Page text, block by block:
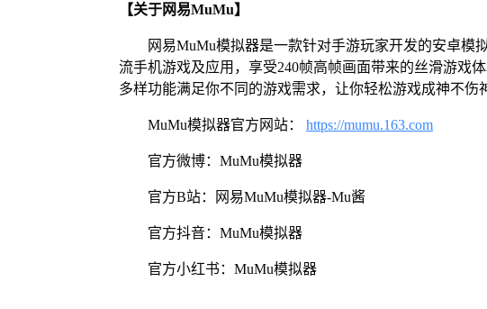
【关于网易MuMu】
网易MuMu模拟器是一款针对手游玩家开发的安卓模
流手机游戏及应用，享受240帧高帧画面带来的丝滑游戏
多样功能满足你不同的游戏需求，让你轻松游戏成神不伤
MuMu模拟器官方网站： https://mumu.163.com
官方微博：MuMu模拟器
官方B站：网易MuMu模拟器-Mu酱
官方抖音：MuMu模拟器
官方小红书：MuMu模拟器